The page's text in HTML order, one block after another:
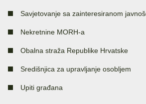
Savjetovanje sa zainteresiranom
Nekretnine MORH-a
Obalna straža Republike Hrvatske
Središnjica za upravljanje osobljem
Upiti građana